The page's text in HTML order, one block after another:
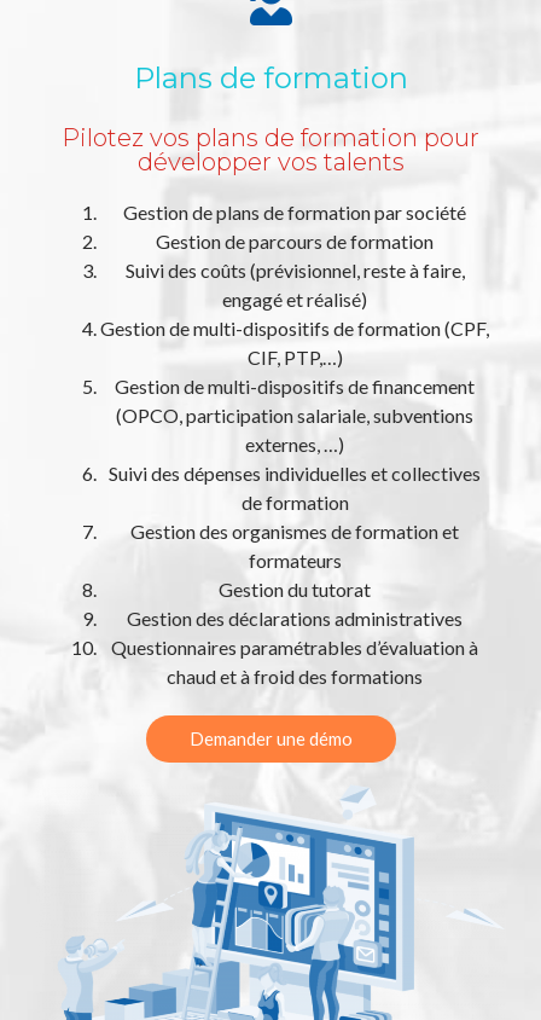
Plans de formation
Pilotez vos plans de formation pour
développer vos talents
Gestion de plans de formation par société
Gestion de parcours de formation
Suivi des coûts (prévisionnel, reste à faire,
engagé et réalisé)
Gestion de multi-dispositifs de formation (CPF,
CIF, PTP,…)
Gestion de multi-dispositifs de financement
(OPCO, participation salariale, subventions
externes, …)
Suivi des dépenses individuelles et collectives
de formation
Gestion des organismes de formation et
formateurs
Gestion du tutorat
Gestion des déclarations administratives
Questionnaires paramétrables d’évaluation à
chaud et à froid des formations
Demander une démo